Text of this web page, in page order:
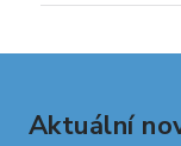
Aktuální